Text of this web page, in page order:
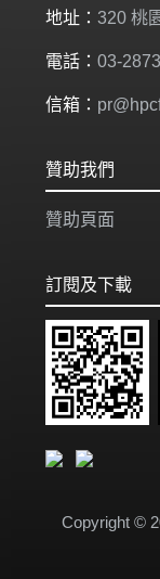
地址： 320 桃
電話： 03-
信箱：
贊助我們
贊助頁面
訂閱及下載
Copyright ©